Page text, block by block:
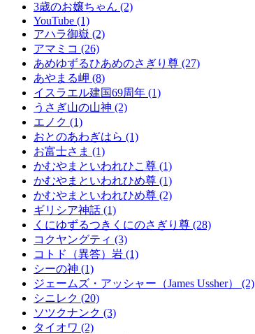
3歳のお嬢ちゃん (2)
YouTube (1)
アハラ御嶽 (2)
アマミコ (26)
あめゆずるひあめのさぎり尊 (27)
あやまる岬 (8)
イスラエル建国69周年 (1)
うさぎ山の山神 (2)
エノク (1)
おとのあわぎはら (1)
お富士さま (1)
かむやまといわれひこ尊 (1)
かむやまといわれひめ尊 (1)
かむやまといわれひめ尊 (2)
ギリシア神話 (1)
くにゆずるつきくにのさぎり尊 (28)
コクヤングティ (3)
コトド（異答）岩 (1)
シーの神 (1)
ジェームズ・アッシャー（James Ussher） (2)
シニレク (20)
ソツクナンク (3)
タイオワ (2)